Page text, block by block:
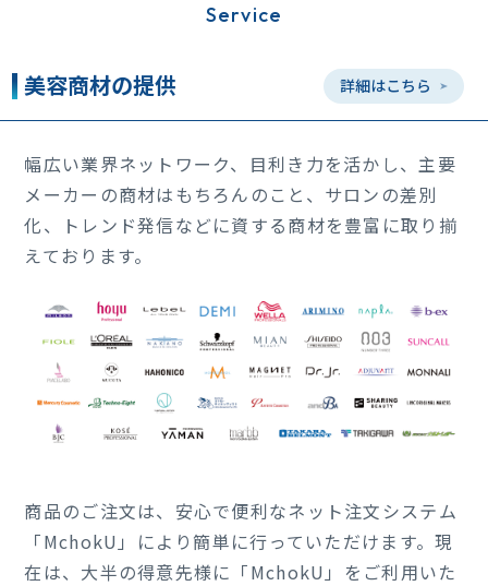
Service
美容商材の提供 詳細はこちら
幅広い業界ネットワーク、目利き力を活かし、主要
メーカーの商材はもちろんのこと、サロンの差別
化、トレンド発信などに資する商材を豊富に取り揃
えております。
商品のご注文は、安心で便利なネット注文システム
「MchokU」により簡単に行っていただけます。現
在は、大半の得意先様に「MchokU」をご利用いた